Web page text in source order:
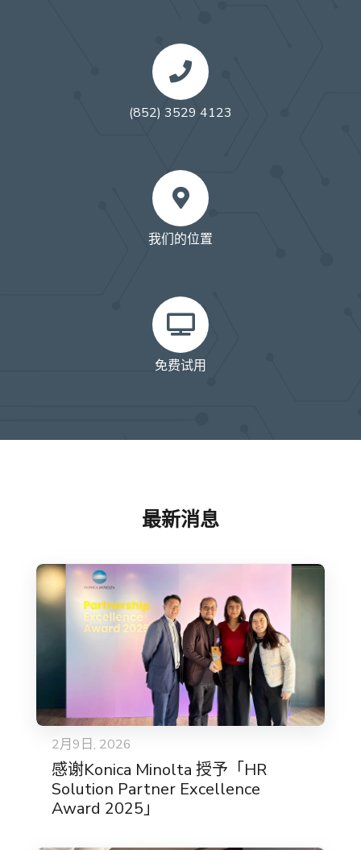
(852) 3529 4123
我们的位置
免费试用
最新消息
2月9日, 2026
感谢Konica Minolta 授予「HR
Solution Partner Excellence
Award 2025」